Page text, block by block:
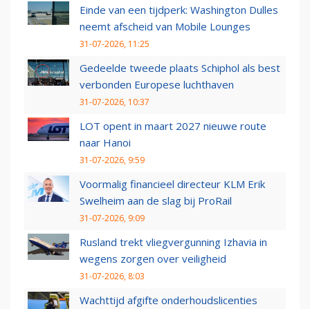
Einde van een tijdperk: Washington Dulles
neemt afscheid van Mobile Lounges
31-07-2026, 11:25
Gedeelde tweede plaats Schiphol als best
verbonden Europese luchthaven
31-07-2026, 10:37
LOT opent in maart 2027 nieuwe route
naar Hanoi
31-07-2026, 9:59
Voormalig financieel directeur KLM Erik
Swelheim aan de slag bij ProRail
31-07-2026, 9:09
Rusland trekt vliegvergunning Izhavia in
wegens zorgen over veiligheid
31-07-2026, 8:03
Wachttijd afgifte onderhoudslicenties